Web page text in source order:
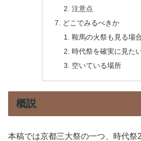
注意点
どこでみるべきか
鞍馬の火祭も見る場
時代祭を確実に見た
空いている場所
概説
本稿では京都三大祭の一つ、時代祭